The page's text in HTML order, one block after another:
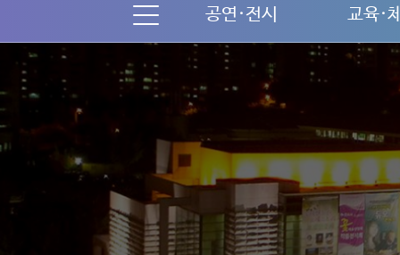
공연·전시 교육·